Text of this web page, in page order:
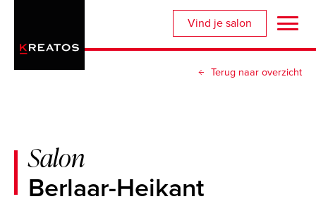
naar
inhoud
Vind je salon
Terug naar overzicht
Salon
Berlaar-Heikant